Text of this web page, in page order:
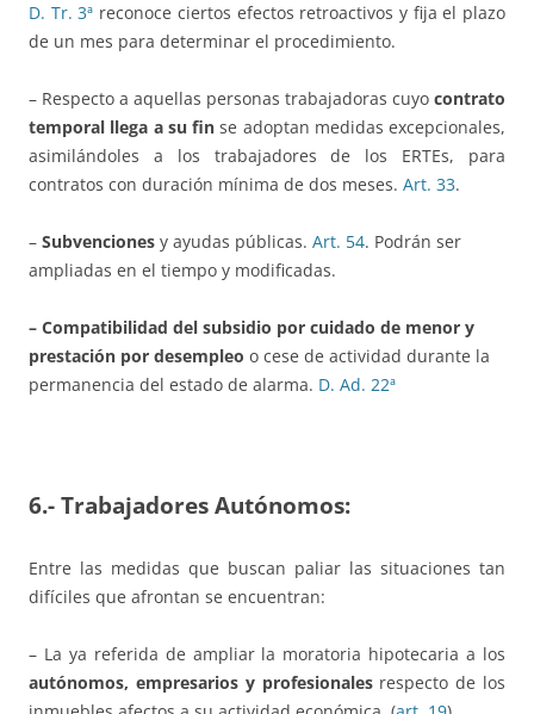
D. Tr. 3ª reconoce ciertos efectos retroactivos y fija el plazo
de un mes para determinar el procedimiento.
– Respecto a aquellas personas trabajadoras cuyo contrato
temporal llega a su fin se adoptan medidas excepcionales,
asimilándoles a los trabajadores de los ERTEs, para
contratos con duración mínima de dos meses. Art. 33.
– Subvenciones y ayudas públicas. Art. 54. Podrán ser
ampliadas en el tiempo y modificadas.
– Compatibilidad del subsidio por cuidado de menor y
prestación por desempleo o cese de actividad durante la
permanencia del estado de alarma. D. Ad. 22ª
6.- Trabajadores Autónomos:
Entre las medidas que buscan paliar las situaciones tan
difíciles que afrontan se encuentran:
– La ya referida de ampliar la moratoria hipotecaria a los
autónomos, empresarios y profesionalesrespecto de los